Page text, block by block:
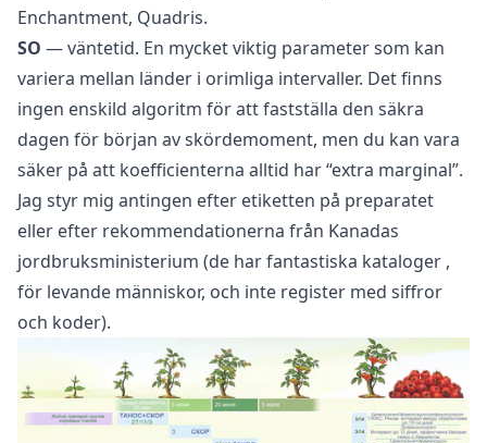
Enchantment, Quadris.
SO — väntetid. En mycket viktig parameter som kan
variera mellan länder i orimliga intervaller. Det finns
ingen enskild algoritm för att fastställa den säkra
dagen för början av skördemoment, men du kan vara
säker på att koefficienterna alltid har “extra marginal”.
Jag styr mig antingen efter etiketten på preparatet
eller efter rekommendationerna från Kanadas
jordbruksministerium (de har fantastiska kataloger ,
för levande människor, och inte register med siffror
och koder).